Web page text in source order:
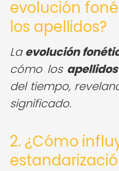
evolución
los apellidos?
La evolución
cómo los apellidos
del tiempo,
significado.
2. ¿Cómo